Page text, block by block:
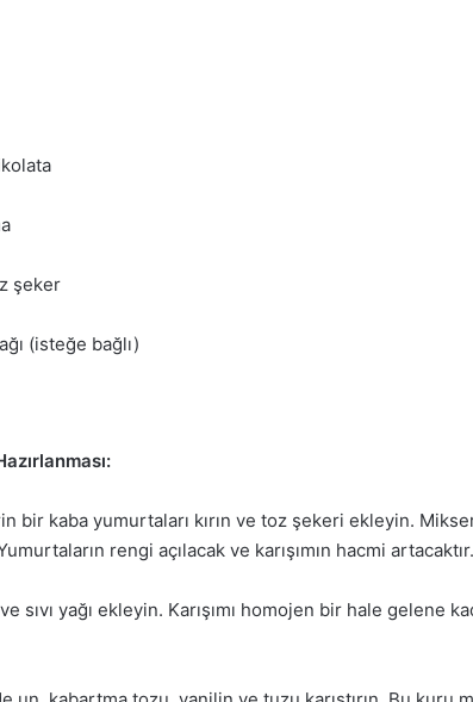
şeker
(isteğe bağlı)
bir kaba yumurtaları kırın ve toz şekeri ekleyin.
rengi açılacak ve karışımın hacmi artacaktır.
sıvı yağı ekleyin. Karışımı homojen bir hale gelene